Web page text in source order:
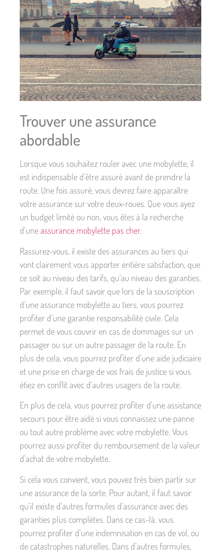
Trouver une assurance
abordable
Lorsque vous souhaitez rouler avec une mobylette, il
est indispensable d’être assuré avant de prendre la
route. Une fois assuré, vous devrez faire apparaître
votre assurance sur votre deux-roues. Que vous ayez
un budget limité ou non, vous êtes à la recherche
d’uneassurance mobylette pas cher.
Rassurez-vous, il existe des assurances au tiers qui
vont clairement vous apporter entière satisfaction, que
ce soit au niveau des tarifs, qu’au niveau des garanties.
Par exemple, il faut savoir que lors de la souscription
d’une assurance mobylette au tiers, vous pourrez
profiter d’une garantie responsabilité civile. Cela
permet de vous couvrir en cas de dommages sur un
passager ou sur un autre passager de la route. En
plus de cela, vous pourrez profiter d’une aide judiciaire
et une prise en charge de vos frais de justice si vous
étiez en conflit avec d’autres usagers de la route.
En plus de cela, vous pourrez profiter d’une assistance
secours pour être aidé si vous connaissez une panne
ou tout autre problème avec votre mobylette. Vous
pourrez aussi profiter du remboursement de la valeur
d’achat de votre mobylette.
Si cela vous convient, vous pouvez très bien partir sur
une assurance de la sorte. Pour autant, il faut savoir
qu’il existe d’autres formules d’assurance avec des
garanties plus complètes. Dans ce cas-là, vous
pourrez profiter d’une indemnisation en cas de vol, ou
de catastrophes naturelles. Dans d’autres formules,